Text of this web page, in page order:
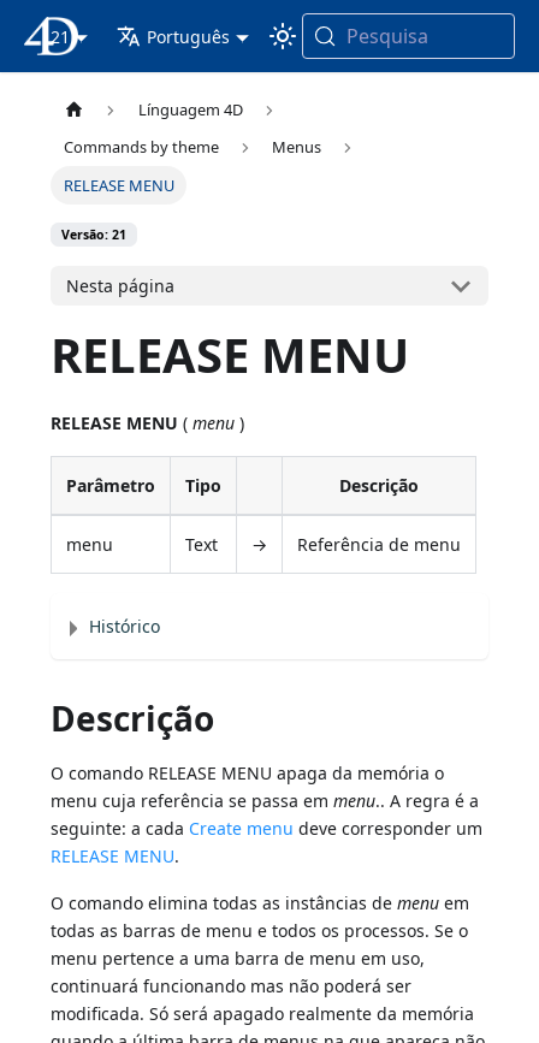
Documentação 4D
21 Português Pesquisa
Línguagem 4D
Commands by theme
Menus
RELEASE MENU
Versão: 21
Nesta página
RELEASE MENU
RELEASE MENU (menu )
Parâmetro Tipo Descrição
menu Text → Referência de menu
Histórico
Descrição
O comando RELEASE MENU apaga da memória o
menu cuja referência se passa emmenu.. A regra é a
seguinte: a cada Create menu deve corresponder um
RELEASE MENU.
O comando elimina todas as instâncias demenu em
todas as barras de menu e todos os processos. Se o
menu pertence a uma barra de menu em uso,
continuará funcionando mas não poderá ser
modificada. Só será apagado realmente da memória